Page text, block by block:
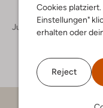
Cookies
Einstellungen"
erhalten oder
Reject
Jungen Schuhe